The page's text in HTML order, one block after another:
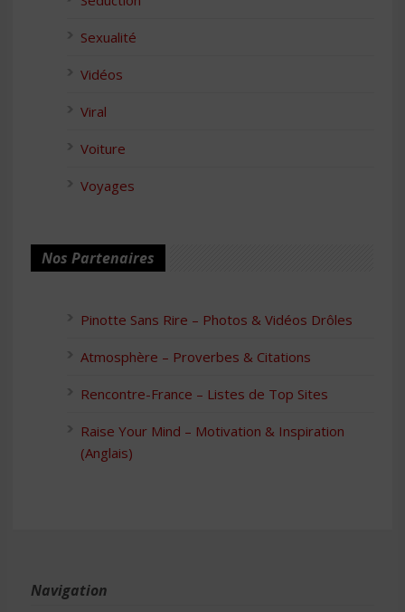
Sexualité
Vidéos
Viral
Voiture
Voyages
Nos Partenaires
Pinotte Sans Rire – Photos & Vidéos Drôles
Atmosphère – Proverbes & Citations
Rencontre-France – Listes de Top Sites
Raise Your Mind – Motivation & Inspiration
(Anglais)
Navigation